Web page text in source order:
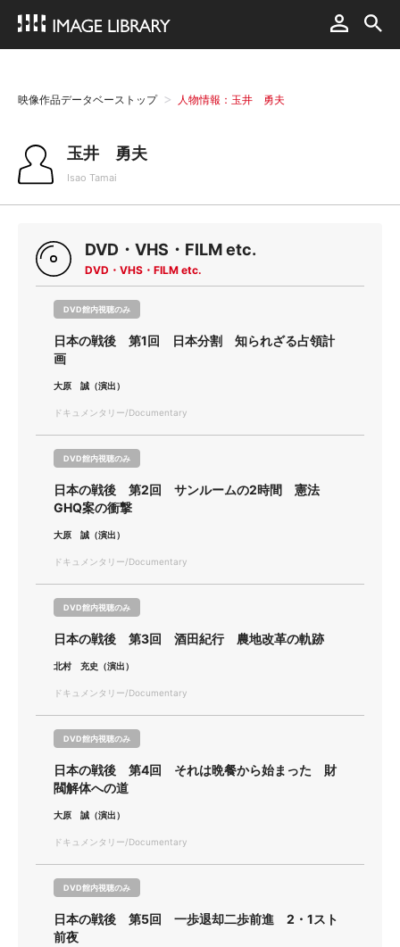
映像作品データベーストップ 人物情報：玉井 勇夫
玉井 勇夫
Isao Tamai
DVD・VHS・FILM etc.
DVD・VHS・FILM etc.
DVD館内視聴のみ
日本の戦後 第1回 日本分割 知られざる占領計
画
大原 誠（演出）
ドキュメンタリー/Documentary
DVD館内視聴のみ
日本の戦後 第2回 サンルームの2時間 憲法
GHQ案の衝撃
大原 誠（演出）
ドキュメンタリー/Documentary
DVD館内視聴のみ
日本の戦後 第3回 酒田紀行 農地改革の軌跡
北村 充史（演出）
ドキュメンタリー/Documentary
DVD館内視聴のみ
日本の戦後 第4回 それは晩餐から始まった 財
閥解体への道
大原 誠（演出）
ドキュメンタリー/Documentary
DVD館内視聴のみ
日本の戦後 第5回 一歩退却二歩前進 2・1スト
前夜